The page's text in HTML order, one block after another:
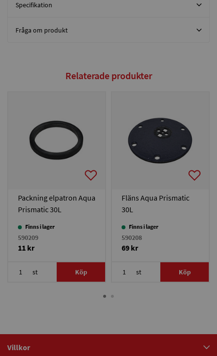
Specifikation
Fråga om produkt
Relaterade produkter
Packning elpatron Aqua
Prismatic 30L
Finns i lager
590209
11 kr
st Köp
Fläns Aqua Prismatic
30L
Finns i lager
590208
69 kr
st Köp
Villkor